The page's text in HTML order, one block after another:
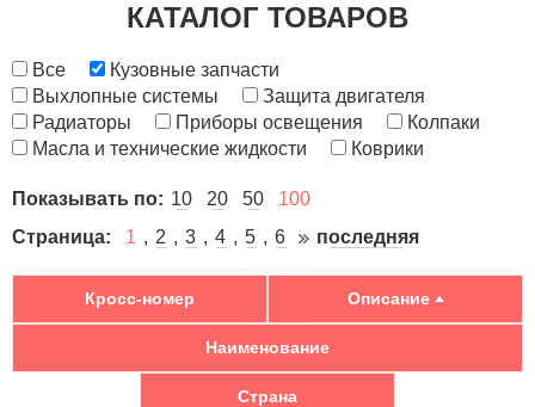
КАТАЛОГ ТОВАРОВ
Все
Кузовные запчасти
Выхлопные системы
Защита двигателя
Радиаторы
Приборы освещения
Колпаки
Масла и технические жидкости
Коврики
Показывать по: 10 20 50
100
Страница:
1 2 3 4 5 6 последняя
Кросс-номер Описание
Наименование
Страна